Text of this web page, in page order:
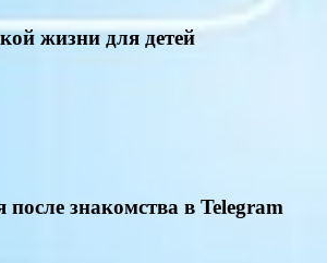
жизни для детей
знакомства в Telegram